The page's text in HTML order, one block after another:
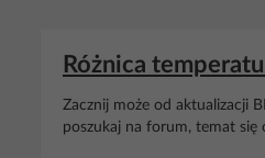
Różnica
Zacznij może od aktualizacji
poszukaj na forum, temat się